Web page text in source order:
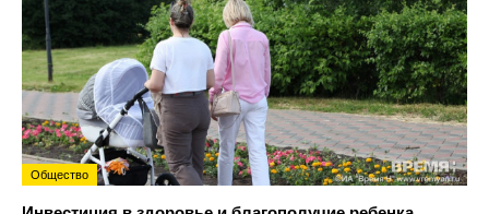
Общество